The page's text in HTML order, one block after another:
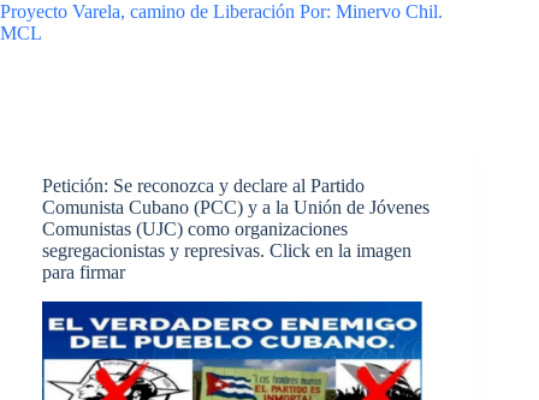
Proyecto Varela, camino de Liberación Por: Minervo Chil.
MCL
Petición: Se reconozca y declare al Partido
Comunista Cubano (PCC) y a la Unión de Jóvenes
Comunistas (UJC) como organizaciones
segregacionistas y represivas. Click en la imagen
para firmar